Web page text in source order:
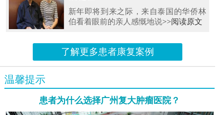
新年即将到来之际，来自泰国的华侨林
伯看着眼前的亲人感慨地说>>阅读原文
了解更多患者康复案例
温馨提示
患者为什么选择广州复大肿瘤医院？